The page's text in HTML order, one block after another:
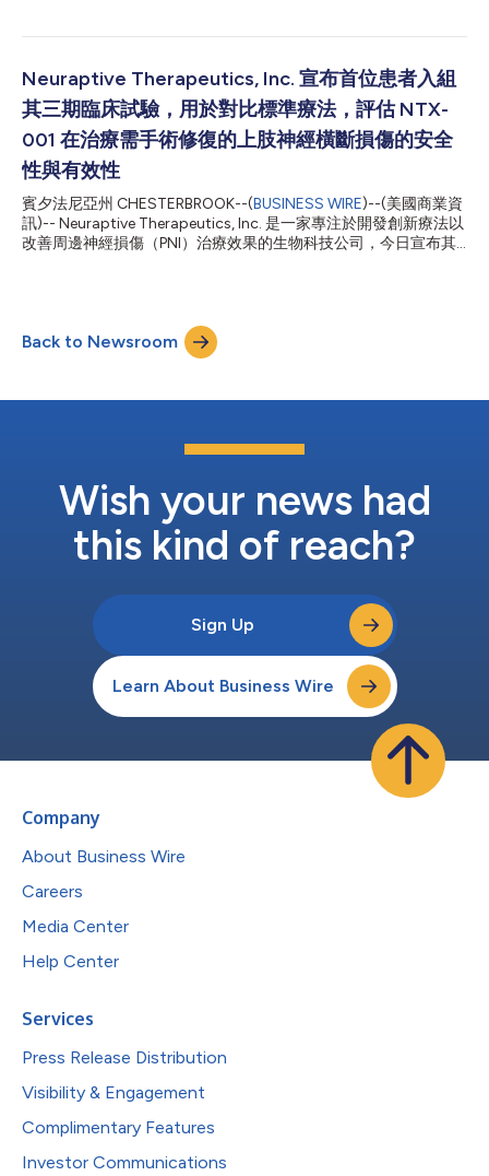
略指導和產業專業知識，以支援公司的發展與商業化策略。
Technology, Inc.執行長；在此之前，他於2008年至2014年擔任
Lundbeck執行長。2002年至2008年，他是Wyeth管理委員會成
員，並于2002年至2005年擔任Wyeth Consumer Healthcare全
球總裁，隨後擔任歐洲/中東/非洲區總裁直至2008年Wyeth被
Pfizer收購。 Ulf還在多家公司的董事會擔任董事，包括總部位於比
利時布魯塞爾的全球生物製藥公司UCB、瑞典隆德的Alfa Laval
AB、瑞典斯德哥爾摩的SIGRID Therape...
Neuraptive Therapeutics, Inc. 宣布首位患者入組
其三期臨床試驗，用於對比標準療法，評估 NTX-
001 在治療需手術修復的上肢神經橫斷損傷的安全
性與有效性
賓夕法尼亞州 CHESTERBROOK--(BUSINESS WIRE)--(美國商業資
訊)-- Neuraptive Therapeutics, Inc. 是一家專注於開發創新療法以
改善周邊神經損傷（PNI）治療效果的生物科技公司，今日宣布其
比，在需要手術修復的上肢斷裂神經治療中的安全性和有效性。預
計該研究將在美國約 24 個臨床中心招募約 110 名患者。受試者將
以相等比例隨機分配，接受標準療法，或將 NTX-001 作為標準療
Neuraptive、NTX-001 以及需要手術修復的創傷性損傷患者而
護理標準，以解決顯著未滿足的醫療需求。這亦是邁向 FDA 批准
的又一步關鍵進展。」Neuraptive 首席醫療官 Seth Schulman 博
Back to Newsroom
Wish your news had
this kind of reach?
Sign Up
Learn About Business Wire
Company
About Business Wire
Careers
Media Center
Help Center
Services
Press Release Distribution
Visibility & Engagement
Complimentary Features
Investor Communications